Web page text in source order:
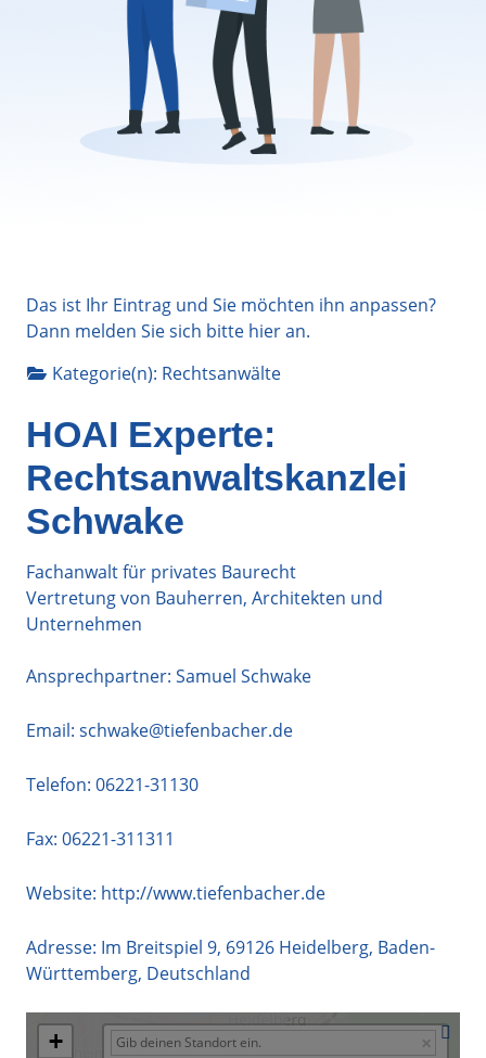
Das ist Ihr Eintrag und Sie möchten ihn anpassen?
Dann melden Sie sich bitte hieran.
Kategorie(n): Rechtsanwälte
HOAI Experte:
Rechtsanwaltskanzlei
Schwake
Fachanwalt für privates Baurecht
Vertretung von Bauherren, Architekten und
Unternehmen
Ansprechpartner: Samuel Schwake
Email: schwake@tiefenbacher.de
Telefon: 06221-31130
Fax: 06221-311311
Website: http://www.tiefenbacher.de
Adresse: Im Breitspiel 9, 69126 Heidelberg, Baden-
Württemberg, Deutschland
+